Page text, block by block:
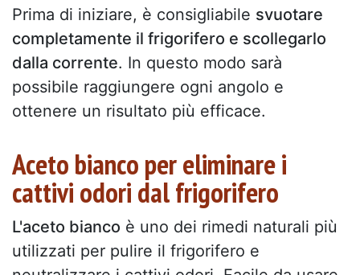
Prima di iniziare, è consigliabile svuotare
completamente il frigorifero e scollegarlo
dalla corrente. In questo modo sarà
possibile raggiungere ogni angolo e
ottenere un risultato più efficace.
Aceto bianco per eliminare i
cattivi odori dal frigorifero
L'aceto bianco è uno dei rimedi naturali più
utilizzati per pulire il frigorifero e